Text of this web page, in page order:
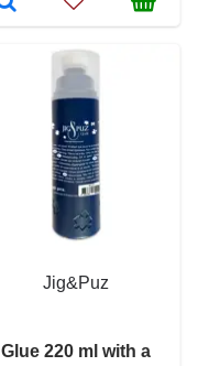
Jig&Puz
Glue 220 ml with a